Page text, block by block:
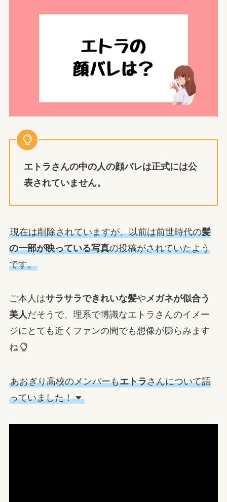
エトラ さんの中の人の顔バレは正式には公
表されていません。
現在は削除されていますが、以前は前世時代の髪
の一部が映っている写真の投稿がされていたよう
です。
ご本人はサラサラできれいな髪やメガネが似合う
美人だそうで、理系で博識なエトラさんのイメー
ジにとても近くファンの間でも想像が膨らみます
ね
あおぎり高校のメンバーもエトラさんについて語
っていました！